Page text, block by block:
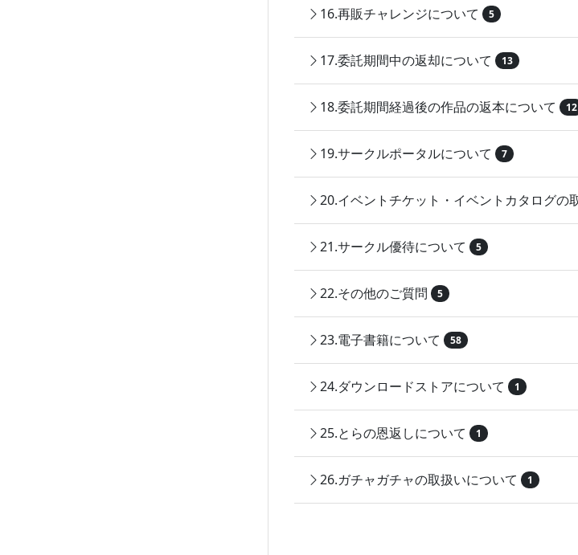
16.再販チャレンジについて 5
17.委託期間中の返却について 13
18.委託期間経過後の作品の返本について 12
19.サークルポータルについて 7
20.イベントチケット・イベントカタログの
21.サークル優待について 5
22.その他のご質問 5
23.電子書籍について 58
24.ダウンロードストアについて 1
25.とらの恩返しについて 1
26.ガチャガチャの取扱いについて 1